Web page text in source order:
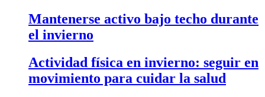
Mantenerse activo bajo techo durante
el invierno
Actividad física en invierno: seguir en
movimiento para cuidar la salud